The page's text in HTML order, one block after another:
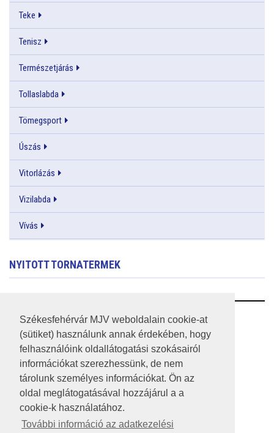
Székesfehérvár MJV weboldalain cookie-at
(sütiket) használunk annak érdekében, hogy
felhasználóink oldallátogatási szokásairól
információkat szerezhessünk, de nem
tárolunk személyes információkat. Ön az
oldal meglátogatásával hozzájárul a a
cookie-k használatához.
További információ az adatkezelési
Teke
Tenisz
Természetjárás
Tollaslabda
Tömegsport
Úszás
Vitorlázás
Vizilabda
Vívás
NYITOTT TORNATERMEK
RSS
A HONLAP 2017.03.31-I ÁLLAPOTA
JOGI NYILATKOZAT
IMPRESSZUM